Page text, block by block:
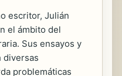
escritor, Julián
el ámbito del
Sus ensayos y
diversas
problemáticas